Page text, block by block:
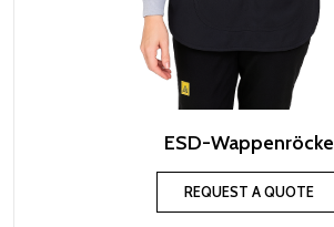
ESD-Wappenröcke
REQUEST A QUOTE